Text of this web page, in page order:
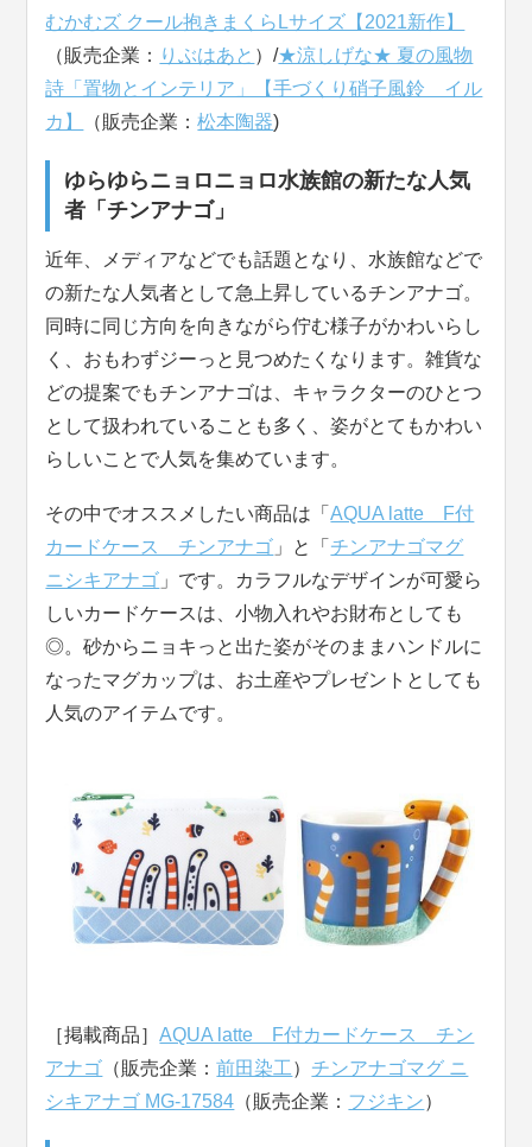
むかむズ クール抱きまくらLサイズ【2021新作】
（販売企業： りぶはあと ）/★涼しげな★ 夏の風物
詩「置物とインテリア」【手づくり硝子風鈴 イル
カ】
（販売企業：松本陶器)
ゆらゆらニョロニョロ水族館の新たな人気
者「チンアナゴ」
近年、メディアなどでも話題となり、水族館などで
の新たな人気者として急上昇しているチンアナゴ。
同時に同じ方向を向きながら佇む様子がかわいらし
く、おもわずジーっと見つめたくなります。雑貨な
どの提案でもチンアナゴは、キャラクターのひとつ
として扱われていることも多く、姿がとてもかわい
らしいことで人気を集めています。
その中でオススメしたい商品は「AQUA latte F付
カードケース チンアナゴ 」と「 チンアナゴマグ
ニシキアナゴ 」です。カラフルなデザインが可愛ら
しいカードケースは、小物入れやお財布としても
◎。砂からニョキっと出た姿がそのままハンドルに
なったマグカップは、お土産やプレゼントとしても
人気のアイテムです。
［掲載商品］AQUA latte F付カードケース チン
アナゴ （販売企業：前田染工 ） チンアナゴマグ ニ
シキアナゴ MG-17584 （販売企業： フジキン）